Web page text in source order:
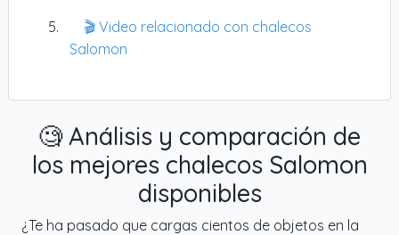
🎬 Video relacionado con chalecos
Salomon
🧐 Análisis y comparación de
los mejores chalecos Salomon
disponibles
¿Te ha pasado que cargas cientos de objetos en la